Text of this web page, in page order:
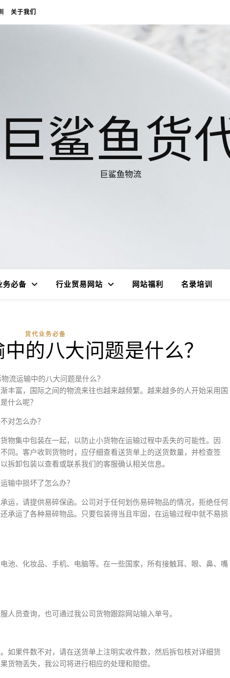
关于我们
巨鲨鱼货
巨鲨鱼物流
务必备 行业贸易网站 网站福利 名录培训
货代业务必备
的八大问题是什么？
物流运输中的八大问题是什么？
丰富，国际之间的物流来往也越来越频繁。越来越多的人开始采用国
什么呢？
对怎么办？
物集中包装在一起，以防止小货物在运输过程中丢失的可能性。因
同。客户收到货物时，应仔细查看送货单上的送货数量，并检查签
拆卸包装以查看或联系我们的客服确认相关信息。
输中损坏了怎么办？
运，请提供易碎保函。公司对于任何划伤易碎物品的情况，拒绝任何
承运了各种易碎物品。只要包装得当且牢固，在运输过程中就不易损
池、化妆品、手机、电脑等。在一些国家，所有接触耳、眼、鼻、嘴
人员查询，也可通过我公司货物跟踪网站输入单号。
如果件数不对，请在送货单上注明实收件数，然后拆包核对详细货
货物丢失，我公司将进行相应的处理和赔偿。